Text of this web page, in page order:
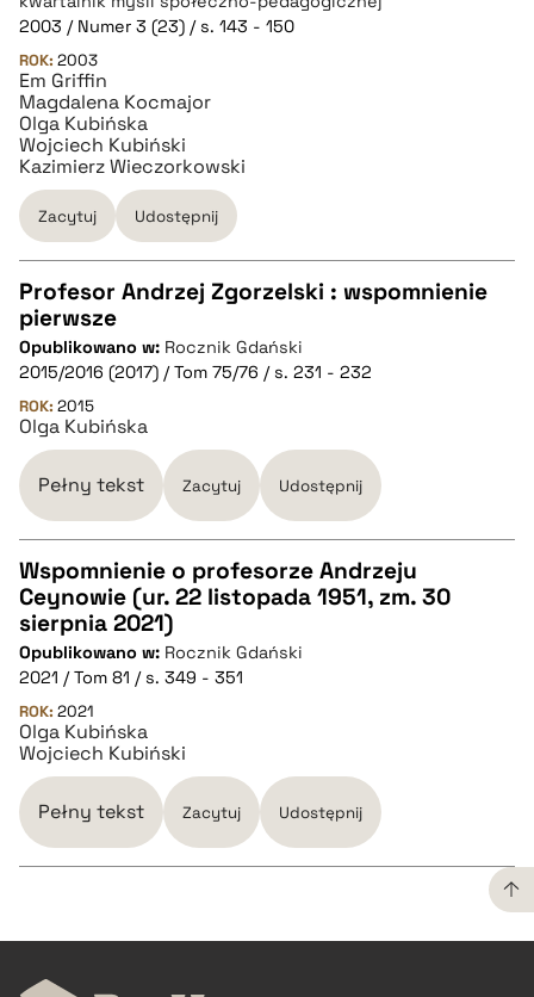
BIBTEX
pobierz cytat
2003 / Numer 3 (23) / s. 143 - 150
ROK: 2003
Em Griffin
Magdalena Kocmajor
Olga Kubińska
Wojciech Kubiński
Kazimierz Wieczorkowski
Zacytuj Udostępnij
CZYSTY TEKST
pobierz cytat
BIBTEX
pobierz cytat
Profesor Andrzej Zgorzelski : wspomnienie
pierwsze
Opublikowano w: Rocznik Gdański
2015/2016 (2017) / Tom 75/76 / s. 231 - 232
ROK: 2015
Olga Kubińska
Pełny tekst Zacytuj Udostępnij
CZYSTY TEKST
pobierz cytat
BIBTEX
pobierz cytat
Wspomnienie o profesorze Andrzeju
Ceynowie (ur. 22 listopada 1951, zm. 30
sierpnia 2021)
Opublikowano w: Rocznik Gdański
2021 / Tom 81 / s. 349 - 351
ROK: 2021
Olga Kubińska
Wojciech Kubiński
Pełny tekst Zacytuj Udostępnij
CZYSTY TEKST